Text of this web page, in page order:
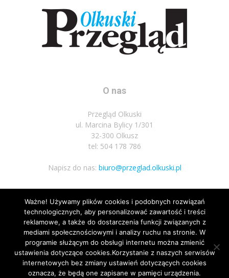
O nas
Przegląd Olkuski
ul. Marcina Bylicy 1/301
32-300 Olkusz
tel: 504 178 786
Napisz do nas: biuro@przeglad.olkuski.pl
Podążaj za nami
Nota prawna Polityka prywatnosci Kariera Regulamin
Ważne! Używamy plików cookies i podobnych rozwiązań
technologicznych, aby personalizować zawartość i treści
reklamowe, a także do dostarczenia funkcji związanych z
mediami społecznościowymi i analizy ruchu na stronie. W
programie służącym do obsługi internetu można zmienić
ustawienia dotyczące cookies.Korzystanie z naszych serwisów
internetowych bez zmiany ustawień dotyczących cookies
oznacza, że będą one zapisane w pamięci urządzenia.